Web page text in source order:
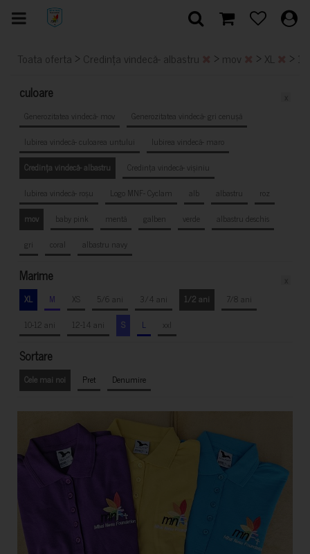
Toata oferta > Credința vindecă- albastru > mov > XL >
culoare
Generozitatea vindecă- mov
Generozitatea vindecă- gri cenușă
Iubirea vindecă- culoarea untului
Iubirea vindecă- maro
Credința vindecă- albastru
Credința vindecă- vișiniu
Iubirea vindecă- roșu
Logo MNF- Cyclam alb albastru
roz
mov
baby pink mentă galben verde
albastru deschis
gri
coral albastru navy
Marime
XL M XS 5/6 ani 3/4 ani 1/2 ani
7/8 ani
10-12 ani
12-14 ani S L xxl
Sortare
Cele mai noi Pret Denumire